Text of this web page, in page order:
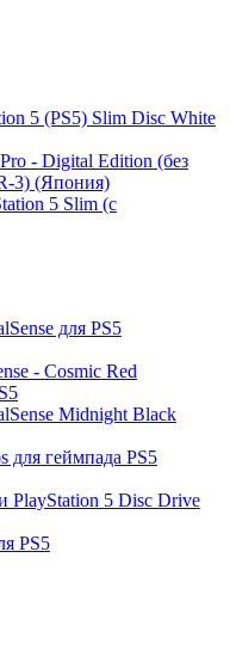
5 (PS5) Slim Disc White
- Digital Edition (без
3) (Япония)
5 Slim (с
для PS5
- Cosmic Red
Midnight Black
для геймпада PS5
PlayStation 5 Disc Drive
PS5